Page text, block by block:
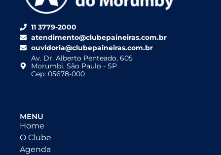
11 3779-2000
atendimento@clubepaineiras.com.br
ouvidoria@clubepaineiras.com.br
Av. Dr. Alberto Penteado, 605
Morumbi, São Paulo - SP
Cep: 05678-000
MENU
Home
O Clube
Agenda